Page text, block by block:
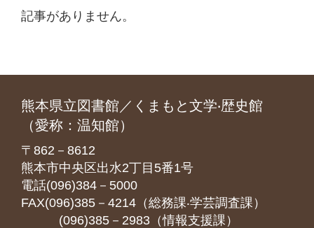
記事がありません。
熊本県立図書館／くまもと文学‧歴史館
（愛称：温知館）
〒862－8612
熊本市中央区出水2丁目5番1号
電話(096)384－5000
FAX(096)385－4214（総務課‧学芸調査課）
(096)385－2983（情報支援課）